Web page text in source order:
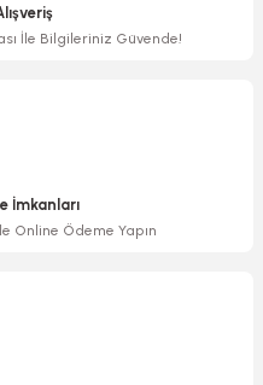
İle Bilgileriniz Güvende!
İmkanları
Online Ödeme Yapın